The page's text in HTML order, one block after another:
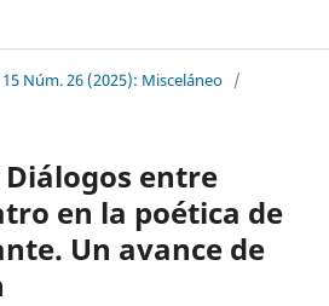
Núm. 26 (2025): Misceláneo /
entre
en la poética de
Un avance de